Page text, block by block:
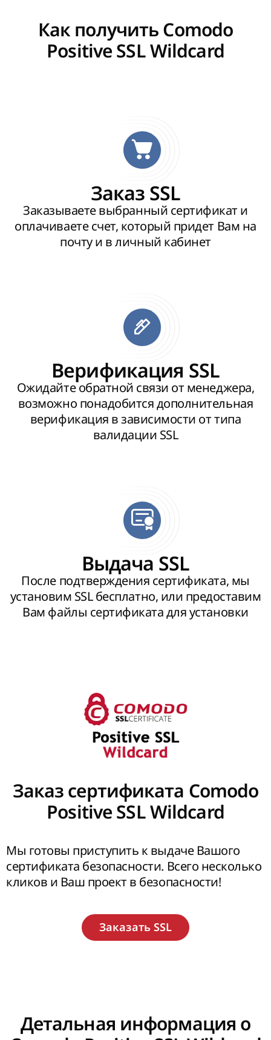
Как получить Comodo
Positive SSL Wildcard
Заказ SSL
Заказываете выбранный сертификат и
оплачиваете счет, который придет Вам на
почту и в личный кабинет
Верификация SSL
Ожидайте обратной связи от менеджера,
возможно понадобится дополнительная
верификация в зависимости от типа
валидации SSL
Выдача SSL
После подтверждения сертификата, мы
установим SSL бесплатно, или предоставим
Вам файлы сертификата для установки
Заказ сертификата Comodo
Positive SSL Wildcard
Мы готовы приступить к выдаче Вашого
сертификата безопасности. Всего несколько
кликов и Ваш проект в безопасности!
Детальная информация о